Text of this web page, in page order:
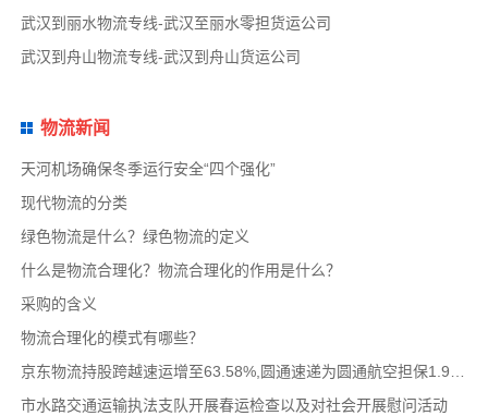
武汉到丽水物流专线-武汉至丽水零担货运公司
武汉到舟山物流专线-武汉到舟山货运公司
物流新闻
天河机场确保冬季运行安全“四个强化”
现代物流的分类
绿色物流是什么？绿色物流的定义
什么是物流合理化？物流合理化的作用是什么？
采购的含义
物流合理化的模式有哪些？
市水路交通运输执法支队开展春运检查以及对社会开展慰问活动